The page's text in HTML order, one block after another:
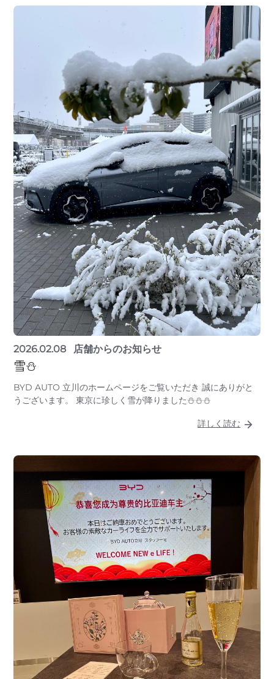
2026.02.08 店舗からのお知らせ
雪⛄
BYD AUTO 立川のホームページをご覧いただき 誠にありがと
うございます。 東京に珍しく雪が降りました⛄⛄⛄
詳しく読む